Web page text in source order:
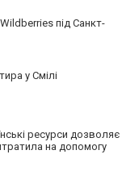
під Санкт-
у Смілі
ресурси дозволяє
на допомогу